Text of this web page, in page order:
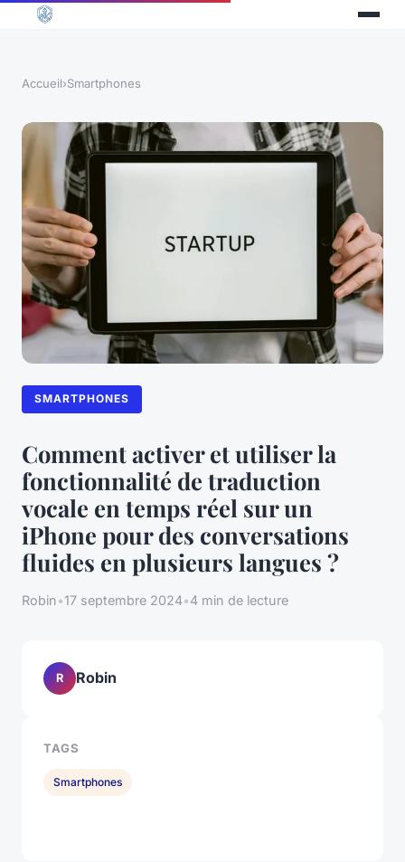
Accueil›Smartphones
SMARTPHONES
Comment activer et utiliser la
fonctionnalité de traduction
vocale en temps réel sur un
iPhone pour des conversations
fluides en plusieurs langues ?
Robin•17 septembre 2024•4 min de lecture
R Robin
TAGS
Smartphones